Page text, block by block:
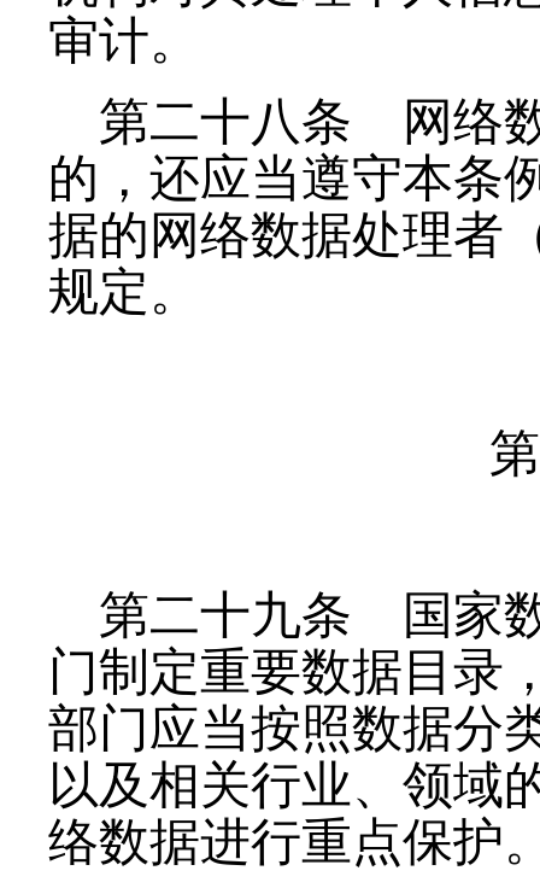
审计。
第二十八条 网络
的，还应当遵守本条
据的网络数据处理者
规定。
第二十九条 国家
门制定重要数据目录
部门应当按照数据分
以及相关行业、领域
络数据进行重点保护